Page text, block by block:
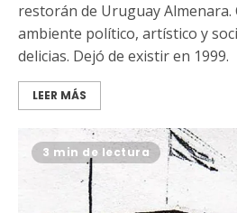
restorán de Uruguay Almenara.
ambiente político, artístico y
delicias. Dejó de existir en 1999.
LEER MÁS
3 min de lectura